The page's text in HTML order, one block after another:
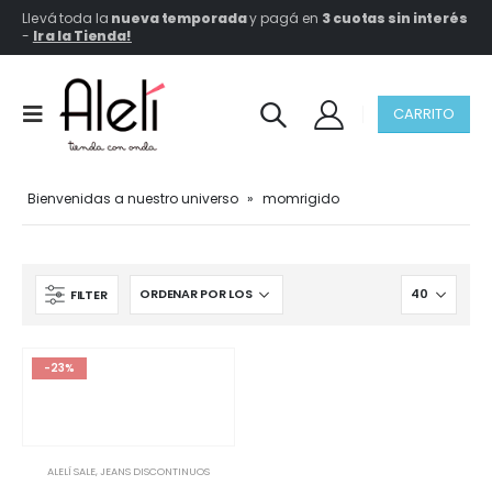
Llevá toda la nueva temporaday pagá en 3 cuotas sin interés
- Ir a la Tienda!
CARRITO
Bienvenidas a nuestro universo » momrigido
FILTER
-23%
ALELÍ SALE,JEANS DISCONTINUOS